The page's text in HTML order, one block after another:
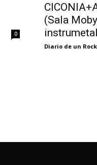
0
(Sala
instrumetal
Diario de un